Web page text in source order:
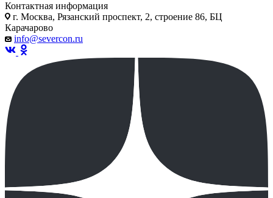
Контактная информация
г. Москва, Рязанский проспект, 2, строение 86, БЦ
Карачарово
info@severcon.ru